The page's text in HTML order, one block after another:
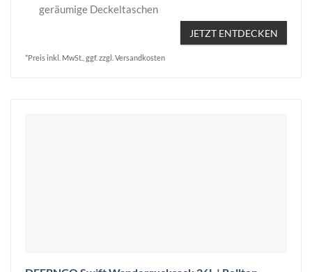
geräumige Deckeltaschen
JETZT ENTDECKEN
*Preis inkl. MwSt., ggf. zzgl. Versandkosten